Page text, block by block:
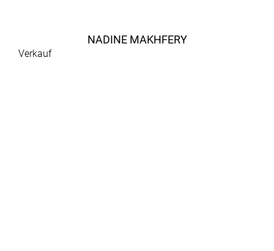
NADINE MAKHFERY
Verkauf